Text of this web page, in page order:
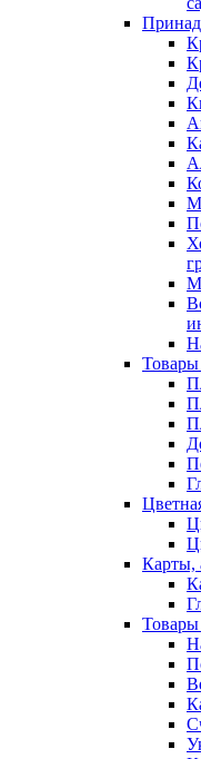
Товары
Карты,
Товары